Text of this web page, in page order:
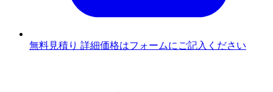
無料見積り 詳細価格はフォームにご記入ください